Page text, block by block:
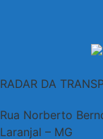
RADAR DA
Rua Norberto
Laranjal – MG